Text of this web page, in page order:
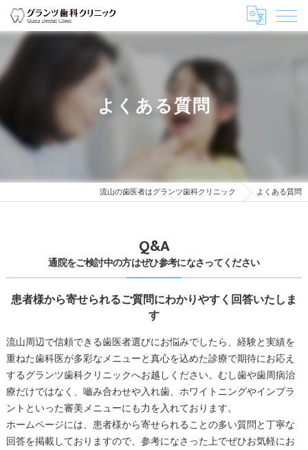
よくある質問
流山の歯医者はグランツ歯科クリニック よくある質問
通院をご検討中の方はぜひ参考になさってください
Q&A
患者様から寄せられるご質問にわかりやすく回答いたしま
す
流山周辺で信頼できる歯医者選びにお悩みでしたら、経験と実績を
重ねた歯科医が多彩なメニューと真心を込めた診療で期待にお応え
するグランツ歯科クリニックへお越しください。むし歯や歯周病治
療だけではなく、嚙み合わせや入れ歯、ホワイトニングやインプラ
ントといった審美メニューにも力を入れております。
ホームページには、患者様から寄せられることの多い質問と丁寧な
回答を掲載しておりますので、参考になさった上でぜひお気軽にお